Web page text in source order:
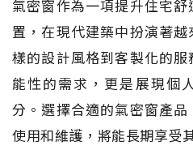
氣密窗作為一項提升住宅
置，在現代建築中扮演著
樣的設計風格到客製化的
能性的需求，更是展現個
分。選擇合適的氣密窗產
使用和維護，將能長期享受